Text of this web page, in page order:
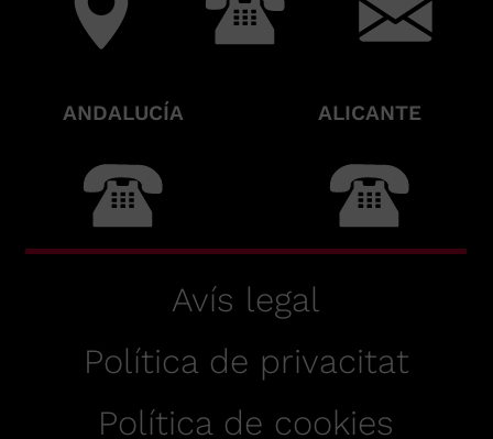
ALICANTE
ANDALUCÍA
Avís legal
Política de privacitat
Política de cookies